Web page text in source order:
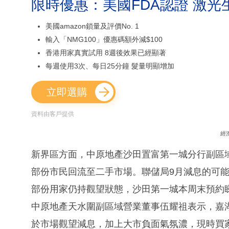
限時優惠：美國FDA認證 激光
美國amazon鎖量及評價No. 1
輸入「NMG100」優惠碼額外減$100
香港用家真實試用 8週後效果已經顯著
每週使用3次、每日25分鐘 髮量明顯增加
立即選購
資料由客戶提供
經
新界區方面，中原地產沙田置富第一城分行副
部份市民回流至二手市場。聯儲局9月減息的可
部份用家仍持觀望狀態，沙田第一城本周末預
中原地產天水圍副區域營業董事伍耀祖表示，
於市場觀望減息，加上大市負面氣氛濃，現時